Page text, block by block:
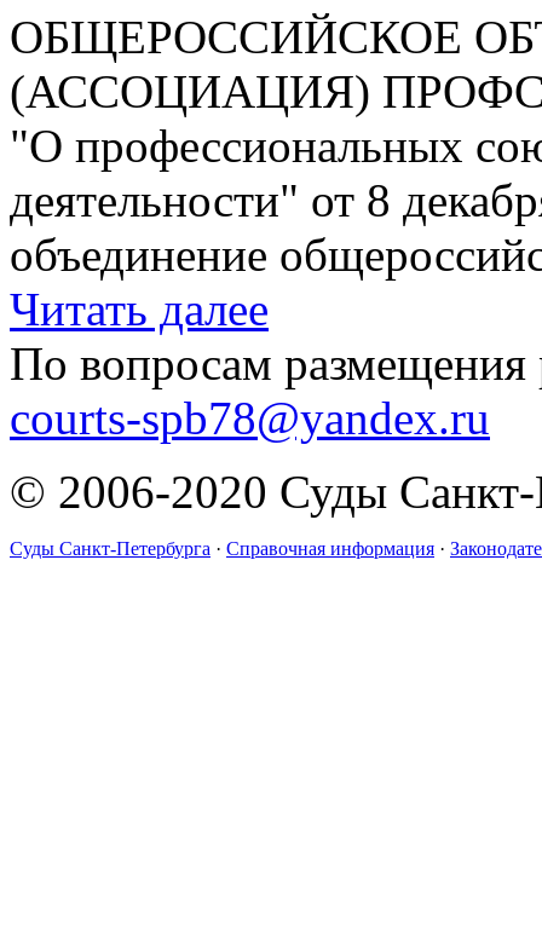
ОБЩЕРОССИЙСКОЕ
(АССОЦИАЦИЯ)
"О профессиональных
деятельности" от 8
объединение
Читать далее
По вопросам размещения
courts-spb78@yandex.ru
© 2006-2020 Суды Санкт-
Суды Санкт-Петербурга · Справочная информация ·